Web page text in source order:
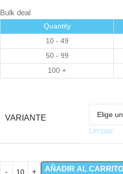
Bulk deal
Quantity
10 - 49
50 - 99
100 +
VARIANTE
Limpiar
AÑADIR AL CARRITO